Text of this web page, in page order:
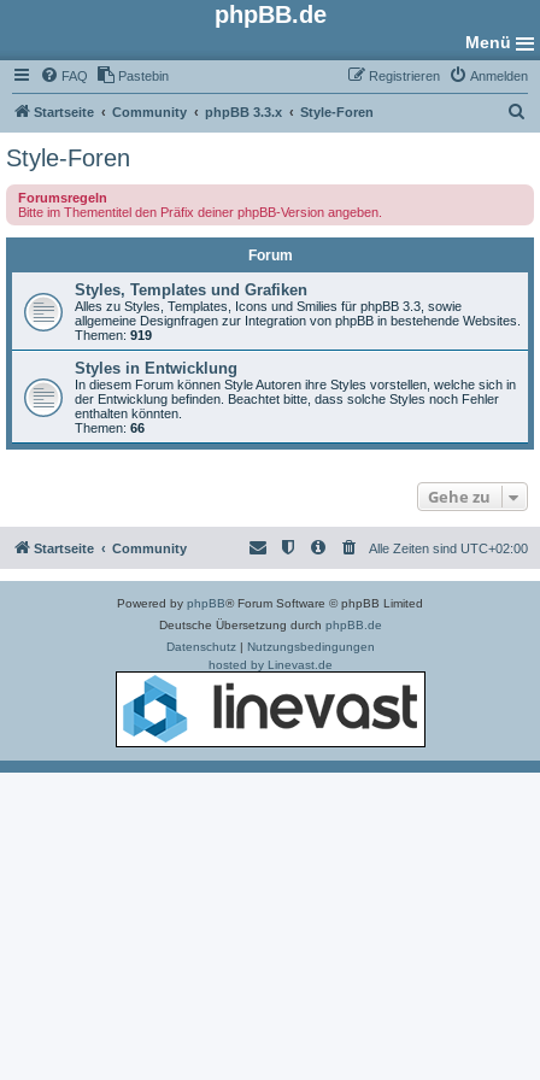
phpBB.de
Menü
FAQ Pastebin Anmelden
Registrieren
Startseite Community phpBB 3.3.x Style-Foren
e
Style-Foren
Forumsregeln
Bitte im Thementitel den Präfix deiner phpBB-Version angeben.
Forum
Styles, Templates und Grafiken
Alles zu Styles, Templates, Icons und Smilies für phpBB 3.3, sowie
allgemeine Designfragen zur Integration von phpBB in bestehende Websites.
Themen: 919
Styles in Entwicklung
In diesem Forum können Style Autoren ihre Styles vorstellen, welche sich in
der Entwicklung befinden. Beachtet bitte, dass solche Styles noch Fehler
enthalten könnten.
Themen: 66
Gehe zu
Startseite Community Alle Zeiten sind UTC+02:00
Powered by phpBB® Forum Software © phpBB Limited
Deutsche Übersetzung durch phpBB.de
Datenschutz| Nutzungsbedingungen
hosted by Linevast.de